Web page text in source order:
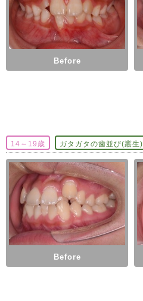
Before
14～19歳 ガタガタの歯並び(叢生)
Before